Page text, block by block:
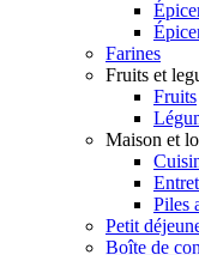
Farines
Fruits et
Fruits
Maison et
Piles
Petit
Boîte de